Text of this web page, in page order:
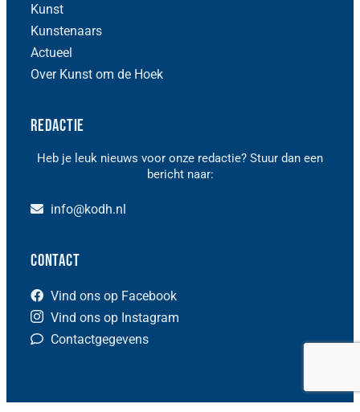
Kunst
Kunstenaars
Actueel
Over Kunst om de Hoek
Redactie
Heb je leuk nieuws voor onze redactie? Stuur dan een
bericht naar:
info@kodh.nl
Contact
Vind ons op Facebook
Vind ons op Instagram
Contactgegevens